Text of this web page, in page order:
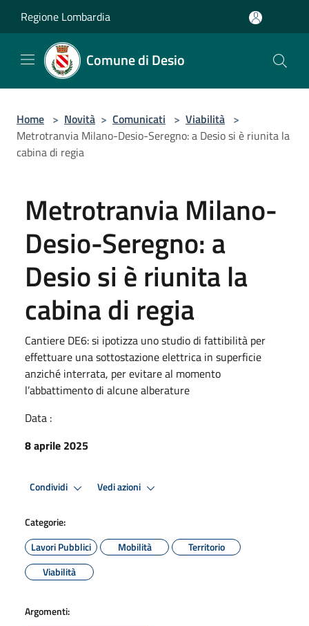
Regione Lombardia
Comune di Desio
Home > Novità > Comunicati > Viabilità >
Metrotranvia Milano-Desio-Seregno: a Desio si è riunita la
cabina di regia
Metrotranvia Milano-
Desio-Seregno: a
Desio si è riunita la
cabina di regia
Cantiere DE6: si ipotizza uno studio di fattibilità per
effettuare una sottostazione elettrica in superficie
anziché interrata, per evitare al momento
l’abbattimento di alcune alberature
Data :
8 aprile 2025
Condividi Vedi azioni
Categorie:
Lavori Pubblici
Mobilità
Territorio
Viabilità
Argomenti: